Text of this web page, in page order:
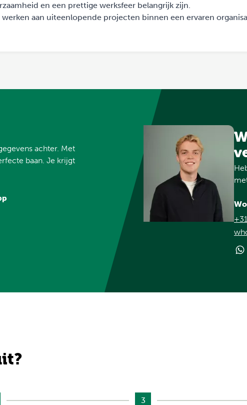
en een prettige werksfeer belangrijk zijn.
werken aan uiteenlopende projecten binnen een ervaren
achter. Met
baan. Je krijgt
3